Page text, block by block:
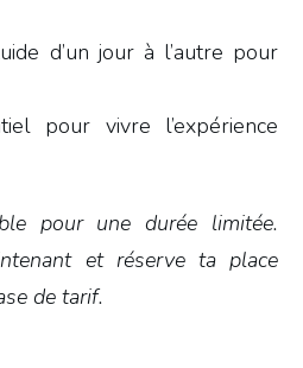
d’un jour à l’autre pour
pour vivre l’expérience
pour une durée limitée.
et réserve ta place
de tarif.